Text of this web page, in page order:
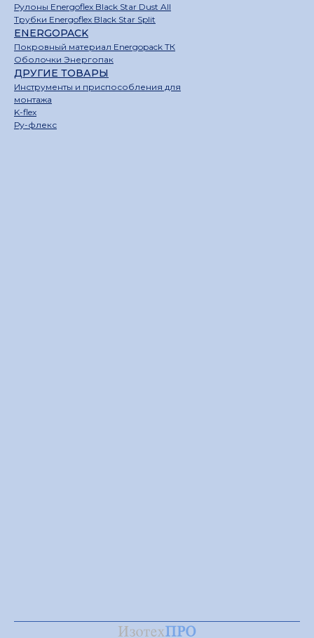
Рулоны Energoflex Black Star Dust All
Трубки Energoflex Black Star Split
ENERGOPACK
Покровный материал Energopack ТК
Оболочки Энергопак
ДРУГИЕ ТОВАРЫ
Инструменты и приспособления для
монтажа
K-flex
Ру-флекс